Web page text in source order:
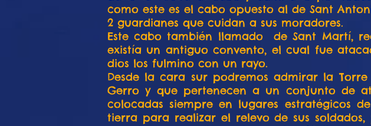
como este es el cabo opuesto al de Sant
2 guardianes que cuidan a sus moradores.
Este cabo también llamado de Sant Martí,
existía un antiguo convento, el cual fue
dios los fulmino con un rayo.
Desde la cara sur podremos admirar la
Gerro y que pertenecen a un conjunto de
colocadas siempre en lugares estratégicos
tierra para realizar el relevo de sus